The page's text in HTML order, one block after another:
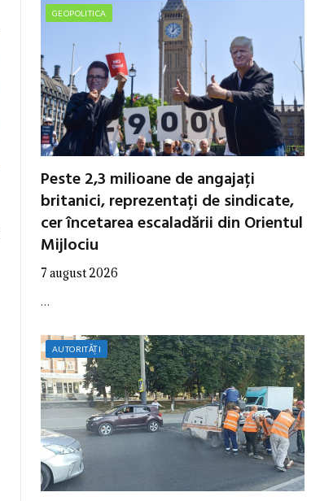
GEOPOLITICA
Peste 2,3 milioane de angajați
britanici, reprezentați de sindicate,
cer încetarea escaladării din Orientul
Mijlociu
7 august 2026
…
AUTORITĂȚI